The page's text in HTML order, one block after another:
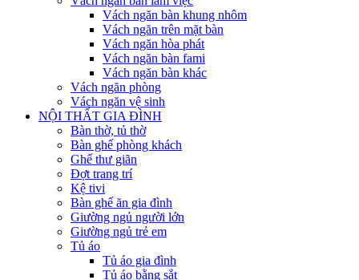
Vách ngăn bàn khung nhôm
Vách ngăn trên mặt bàn
Vách ngăn hòa phát
Vách ngăn bàn fami
Vách ngăn bàn khác
Vách ngăn phòng
Vách ngăn vệ sinh
NỘI THẤT GIA ĐÌNH
Bàn thờ, tủ thờ
Bàn ghế phòng khách
Ghế thư giãn
Đợt trang trí
Kệ tivi
Bàn ghế ăn gia đình
Giường ngủ người lớn
Giường ngủ trẻ em
Tủ áo
Tủ áo gia đình
Tủ áo bằng sắt